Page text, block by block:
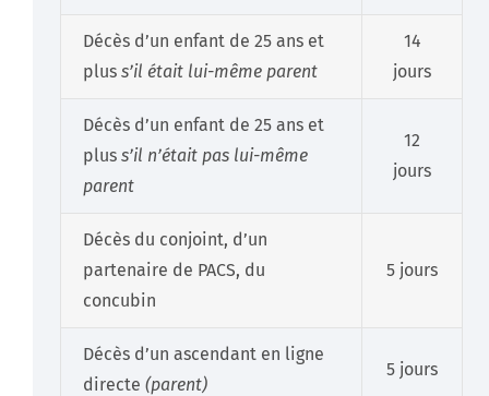
Décès d’un enfant de 25 ans et
plus s’il était lui-même parent
14
jours
Décès d’un enfant de 25 ans et
plus s’il n’était pas lui-même
parent
12
jours
Décès du conjoint, d’un
partenaire de PACS, du
concubin
5 jours
Décès d’un ascendant en ligne
directe (parent)
5 jours